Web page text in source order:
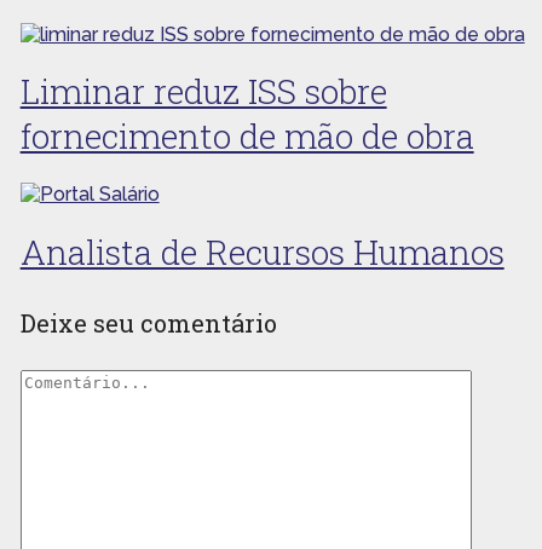
Liminar reduz ISS sobre
fornecimento de mão de obra
Analista de Recursos Humanos
Deixe seu comentário